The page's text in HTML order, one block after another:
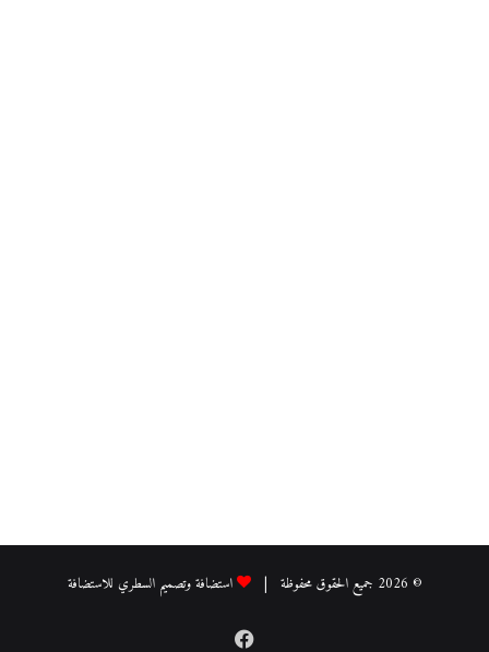
© 2026 جميع الحقوق محفوظة | استضافة وتصميم السطري للاستضافة